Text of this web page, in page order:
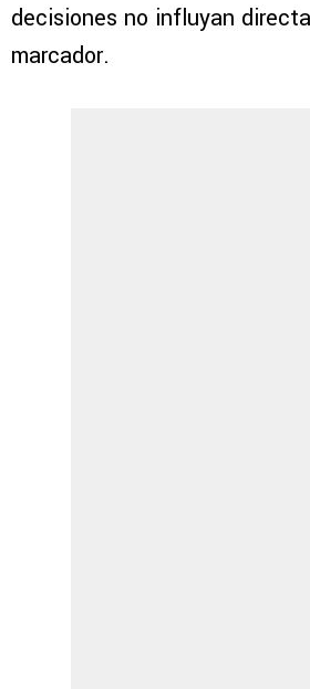
decisiones no influyan
marcador.